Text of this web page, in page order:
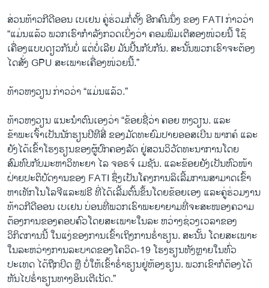
ສ່ວນທ້າວກີດີອອນ ເບເຢນ ຄູ່ຮ່ວມກໍ່ຕັ້ງ ອີກຄົນນຶ່ງ ຂອງ FATI ກ່າວວ່າ
“ແມ່ນແລ້ວ ພວກເຮົາກໍາລັງກວດເບິ່ງວ່າ ຄອມພິມເຕີສອງໜ່ວຍນີ້ ໃຊ້
ເຄື່ອງແບບດຽວກັນບໍ່ ແຕ່ບໍ່ເລີຍ ມັນປີ້ນກັບກັນ. ສະນັ້ນພວກເຮົາຈະຕ້ອງ
ໄດສັ່ງ GPU ສະເພາະເຄື່ອງໜ່ວຍນີ້.”
ທ້າວຫງວຽນ ກ່າວວ່າ “ແມ່ນແລ້ວ.”
ທ້າວຫງວຽນ ແນະນຳຕົນເອງວ່າ “ຂ້ອຍຊື່ວ່າ ຄອຍ ຫງວຽນ. ແລະ
ຂ້າພະເຈົ້າເປັນນັກຮຽນປີທີສີ່ ຂອງມັດທະຍົມປາຍອອສເບີນ ພາກຄ໌ ແລະ
ຍັງໄດ້ເຂົ້າໂຮງຮຽນຂອງຜູ້ປົກຄອງລັດ ຢູ່ສວນວິວັດທະນາການໂດຍ
ສົມທົບກັບມະຫາວິທະຍາ ໄລ ຈອຣຈ໌ ເມຊັນ. ແລະຂ້ອຍຍັງເປັນຫົວໜ້າ
ຝ່າຍປະຕິບັດງານຂອງ FATI ຊຶ່ງເປັນໂຄງການລິເລີ້ມການສາມາດເຂົ້າ
ຫາເທັກໂນໂລຈີແລະຟຣີ ທີ່ໄດ້ເລີ້ມຕົ້ນຂຶ້ນໂດຍຂ້ອຍເອງ ແລະຄູ່ຮ່ວມງານ
ທ້າວກີດີອອນ ເບເຢນ ບ່ອນທີ່ພວກເຮົາພະຍາຍາມທີ່ຈະສະໜອງຄວາມ
ຕ້ອງການຂອງຄອບຄົວໂດຍສະເພາະໃນລະ ຫວ່າງຊ່ວງເວລາຂອງ
ວິກິດການນີ້ ໃນແງ່ຂອງການເຂົ້າເຖິງການຮ່ຳຮຽນ. ສະນັ້ນ ໂດຍສະເພາະ
ໃນລະຫວ່າງການລະບາດຂອງໂຄວິດ-19 ໂຮງຮຽນທັງຫຼາຍໃນທົ່ວ
ປະເທດ ໄດ້ຖືກປິດ ຫຼື ບໍ່ໃຫ້ເຂົ້າຮ່ຳຮຽນຢູ່ຫ້ອງຮຽນ. ພວກເຂົາກໍຕ້ອງໄດ້
ຫັນໄປຮ່ຳຮຽນທາງອິນເຕີເນັດ.”